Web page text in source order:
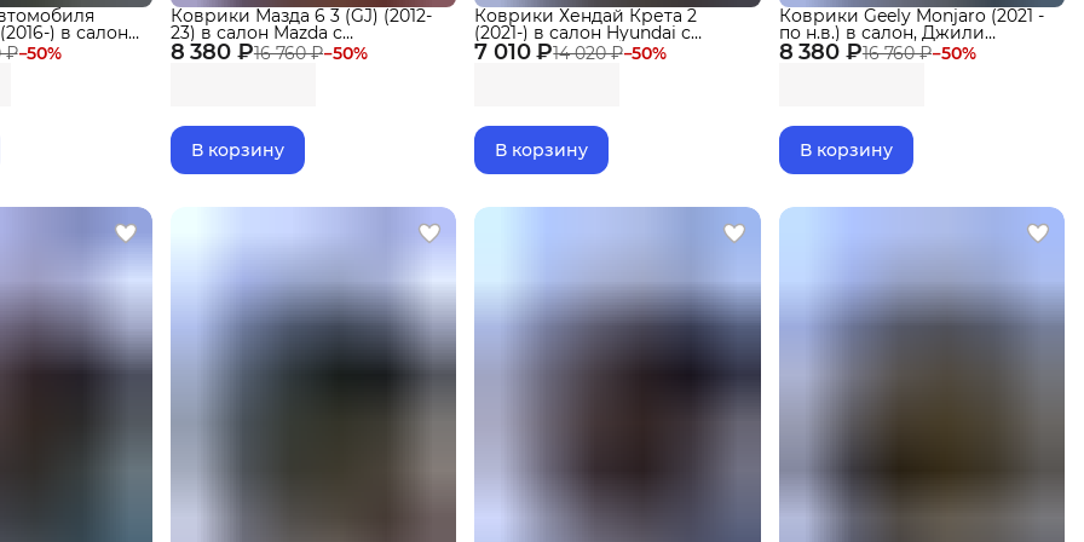
₽−50%
) в салон
8 380 ₽16 760 ₽−50%
Коврики Мазда 6 3 (GJ) (2012-
23) в салон Mazda с
бортиками, эва, eva
В корзину
7 010 ₽14 020 ₽−50%
Коврики Хендай Крета 2
(2021-) в салон Hyundai с
бортиками, эва, eva
В корзину
8 380 ₽16 760 ₽−50%
Коврики Geely Monjaro (2021 -
по н.в.) в салон, Джили
Монжаро рестайлинг (2024 -
по н.в.) с бортиками, эва, eva
В корзину